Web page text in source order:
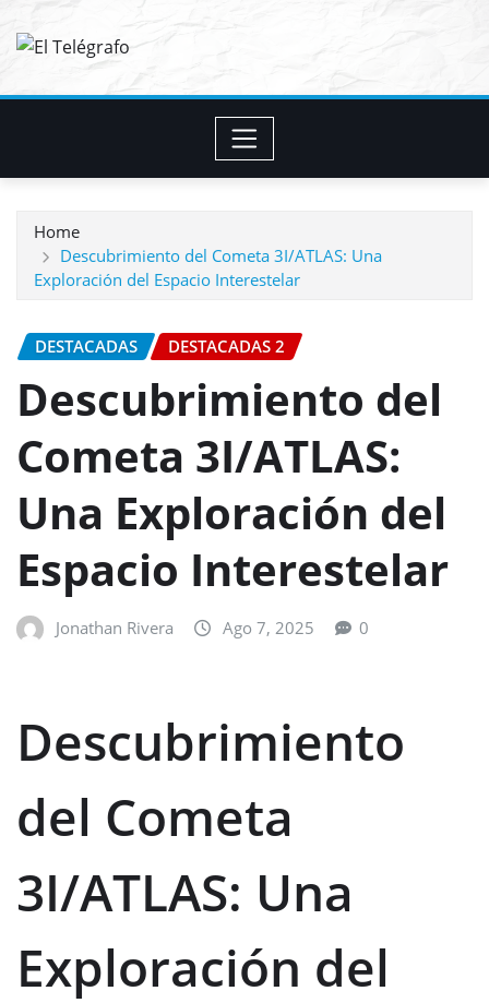
Home
Descubrimiento del Cometa 3I/ATLAS: Una
Exploración del Espacio Interestelar
DESTACADAS DESTACADAS 2
Descubrimiento del
Cometa 3I/ATLAS:
Una Exploración del
Espacio Interestelar
Jonathan Rivera Ago 7, 2025 0
Descubrimiento
del Cometa
3I/ATLAS: Una
Exploración del